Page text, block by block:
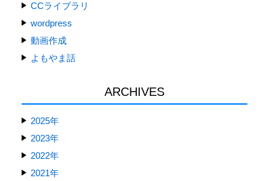
CCライブラリ
wordpress
動画作成
よもやま話
ARCHIVES
2025年
2023年
2022年
2021年